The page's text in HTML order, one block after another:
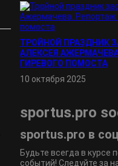
ТРОЙНОЙ ПРАЗДНИК
АЛЕКСЕЯ
ГИРЕВОГО ПОМОСТА
10 октября 2025
sportus.pro
sportus.pro в
Будьте всегда в курсе
событий! Следуйте за